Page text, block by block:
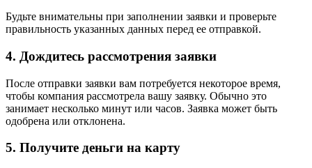
Будьте внимательны при заполнении заявки и проверьте
правильность указанных данных перед ее отправкой.
4. Дождитесь рассмотрения заявки
После отправки заявки вам потребуется некоторое время,
чтобы компания рассмотрела вашу заявку. Обычно это
занимает несколько минут или часов. Заявка может быть
одобрена или отклонена.
5. Получите деньги на карту